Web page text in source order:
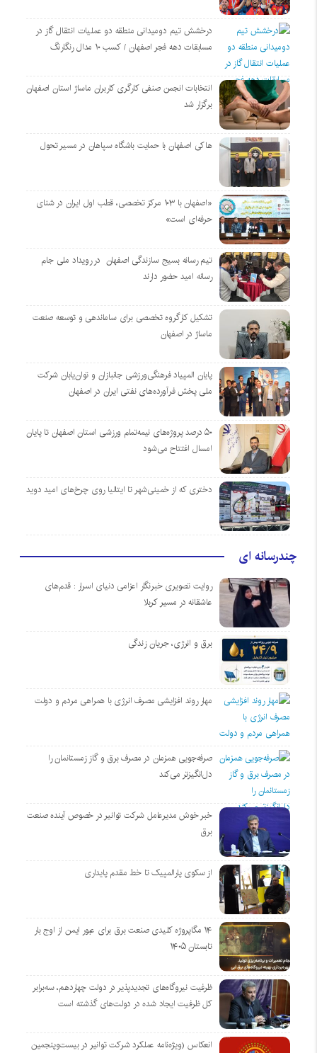
درخشش تیم دومیدانی منطقه دو عملیات انتقال گاز در
مسابقات دهه فجر اصفهان / کسب ۱۰ مدال رنگارنگ
انتخابات انجمن صنفی کارگری کاربران ماساژ استان اصفهان
برگزار شد
هاکی اصفهان با حمایت باشگاه سپاهان در مسیر تحول
«اصفهان با ۱۰۳ مرکز تخصصی، قطب اول ایران در شنای
حرفه‌ای است»
تیم رسانه بسیج سازندگی اصفهان در رویداد ملی جام
رسانه امید حضور دارند
تشکیل کارگروه تخصصی برای ساماندهی و توسعه صنعت
ماساژ در اصفهان
پایان المپیاد فرهنگی‌ورزشی جانبازان و توان‌یابان شرکت
ملی پخش فرآورده‌های نفتی ایران در اصفهان
۵۰ درصد پروژه‌های نیمه‌تمام ورزشی استان اصفهان تا پایان
امسال افتتاح می‌شود
دختری که از خمینی‌شهر تا ایتالیا روی چرخ‌های امید دوید
چندرسانه ای
روایت تصویری خبرنگار اعزامی دنیای اسرار : قدم‌های
عاشقانه در مسیر کربلا
برق و انرژی، جریان زندگی
مهار روند افزایشی مصرف انرژی با همراهی مردم و دولت
صرفه‌جویی همزمان در مصرف برق و گاز زمستانمان را
دل‌انگیزتر می‌کند
خبر خوش مدیرعامل شرکت توانیر در خصوص آینده صنعت
برق
از سکوی پارالمپیک تا خط مقدم پایداری
۱۴ مگاپروژه‌ کلیدی صنعت برق برای عبور ایمن از اوج بار
تابستان ۱۴۰۵
ظرفیت نیروگاه‌های تجدیدپذیر در دولت چهاردهم، سه‌برابر
کل ظرفیت ایجاد شده در دولت‌های گذشته است
انعکاس (ویژه‌نامه عملکرد شرکت توانیر در بیست‌وپنجمین